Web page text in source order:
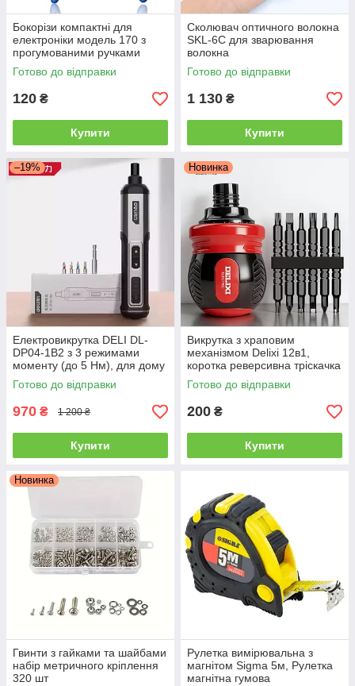
Бокорізи компактні для
електроніки модель 170 з
прогумованими ручками
Готово до відправки
120 ₴
Купити
Сколювач оптичного волокна
SKL-6C для зварювання
волокна
Готово до відправки
1 130 ₴
Купити
–19%
Електровикрутка DELI DL-
DP04-1B2 з 3 режимами
моменту (до 5 Нм), для дому
та електроніки, з бітами Cr-V
Готово до відправки
970 ₴ 1 200 ₴
Купити
Новинка
Викрутка з храповим
механізмом Delixi 12в1,
коротка реверсивна тріскачка
з магнітними бітами
Готово до відправки
200 ₴
Купити
Новинка
Гвинти з гайками та шайбами
набір метричного кріплення
320 шт
Рулетка вимірювальна з
магнітом Sigma 5м, Рулетка
магнітна гумова